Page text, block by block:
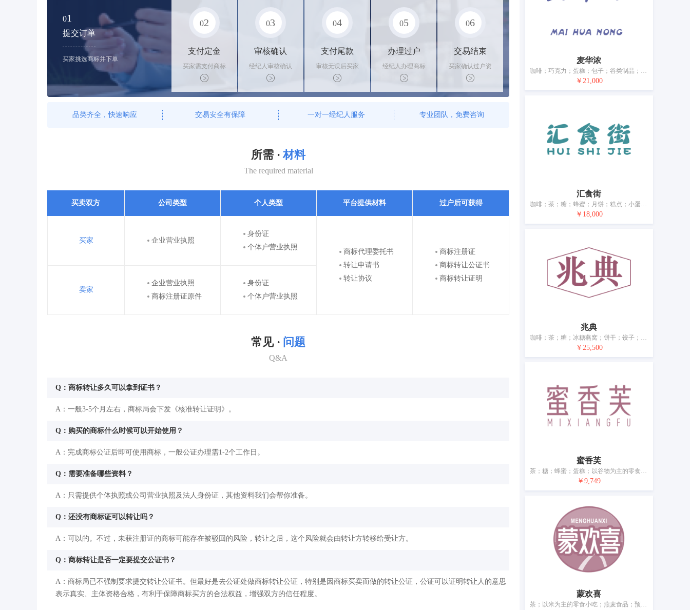
01
提交订单
买家挑选商标并下单
02
支付定金
买家需支付商标
标价的10%的购
买订金
03
审核确认
经纪人审核确认
商标状态
04
支付尾款
审核无误后买家
支付尾款，卖家
办理相关手续
05
办理过户
经纪人办理商标
转让手续，交付
相关证书
06
交易结束
买家确认过户资
料后，平台解冻
资金支付卖家
品类齐全，快速响应 交易安全有保障 一对一经纪人服务 专业团队，免费咨询
所需 · 材料
The required material
买卖双方 公司类型 个人类型 平台提供材料 过户后可获得
买家 企业营业执照
身份证
个体户营业执照
商标代理委托书
转让申请书
转让协议
商标注册证
商标转让公证书
商标转让证明
卖家
企业营业执照
商标注册证原件
身份证
个体户营业执照
常见 · 问题
Q&A
Q：商标转让多久可以拿到证书？
A：一般3-5个月左右，商标局会下发《核准转让证明》。
Q：购买的商标什么时候可以开始使用？
A：完成商标公证后即可使用商标，一般公证办理需1-2个工作日。
Q：需要准备哪些资料？
A：只需提供个体执照或公司营业执照及法人身份证，其他资料我们会帮你准备。
Q：还没有商标证可以转让吗？
A：可以的。不过，未获注册证的商标可能存在被驳回的风险，转让之后，这个风险就会由转让方转移给受让方。
Q：商标转让是否一定要提交公证书？
A：商标局已不强制要求提交转让公证书。但最好是去公证处做商标转让公证，特别是因商标买卖而做的转让公证，公证可以证明转让人的意思
表示真实、主体资格合格，有利于保障商标买方的合法权益，增强双方的信任程度。
麦华浓
咖啡；巧克力；蛋糕；包子；谷类制品；意大利面条；爆米花；食用淀粉；冰淇淋；发面团用酵素
￥21,000
汇食街
咖啡；茶；糖；蜂蜜；月饼；糕点；小蛋糕；蛋糕；饺子；馅饼
￥18,000
兆典
咖啡；茶；糖；冰糖燕窝；饼干；饺子；米；面条；藕粉；调味料
￥25,500
蜜香芙
茶；糖；蜂蜜；蛋糕；以谷物为主的零食小吃；饺子；谷类制品；方便面；酱油；调味品
￥9,749
蒙欢喜
茶；以米为主的零食小吃；燕麦食品；预包装午餐食品（以米为主；也包括肉、鱼或蔬菜）；包子；谷类制品；方便面；豆酱（调味品）；酱菜（调味品）；调味品